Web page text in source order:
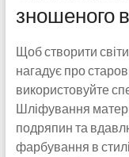
зношеного
Щоб створити
нагадує про
використовуйте
Шліфування
подряпин та
фарбування в